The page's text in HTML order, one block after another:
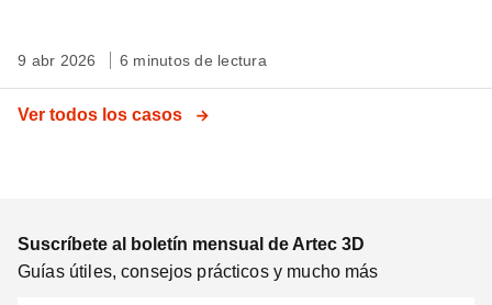
9 abr 2026 6 minutos de lectura
Ver todos los casos
Suscríbete al boletín mensual de Artec 3D
Guías útiles, consejos prácticos y mucho más